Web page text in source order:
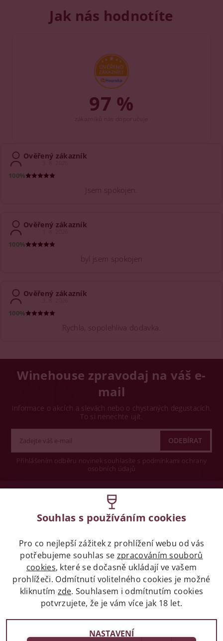
Jak nás hodnotíte
97 %
Ověřený zákazník
100%
Jsem spokojen.
Ověřený zákazník
100%
byl jsem spokojen
Ověřený zákazník
100%
Rychla, sopolehliva dodavka.
Winehouse zpravodaj na váš e-
mail
Informace o akcích a slevách nebo o chystaných degustacích.
To si nenechte ujít.
Přihlášením odběru novinek souhlasíte s podmínkami ochrany
osobních údajů
Legislativa
Zákaz prodeje alkoholických nápojů osobám
mladších 18 let.
Naše služby
Souhlas s používáním cookies
Pro co nejlepší zážitek z prohlížení webu od vás
potřebujeme souhlas se zpracováním souborů
cookies, které se dočasně ukládají ve vašem
prohlížeči. Odmítnutí volitelného cookies je možné
kliknutím zde. Souhlasem i odmítnutím cookies
potvrzujete, že je vám více jak 18 let.
NASTAVENÍ